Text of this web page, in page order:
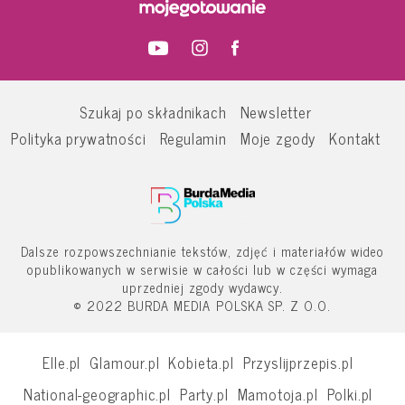
Szukaj po składnikach
Newsletter
Polityka prywatności
Regulamin Moje zgody Kontakt
Dalsze rozpowszechnianie tekstów, zdjęć i materiałów wideo
opublikowanych w serwisie w całości lub w części wymaga
uprzedniej zgody wydawcy.
© 2022 BURDA MEDIA POLSKA SP. Z O.O.
Elle.pl Glamour.pl Kobieta.pl Przyslijprzepis.pl
National-geographic.pl Party.pl Mamotoja.pl Polki.pl